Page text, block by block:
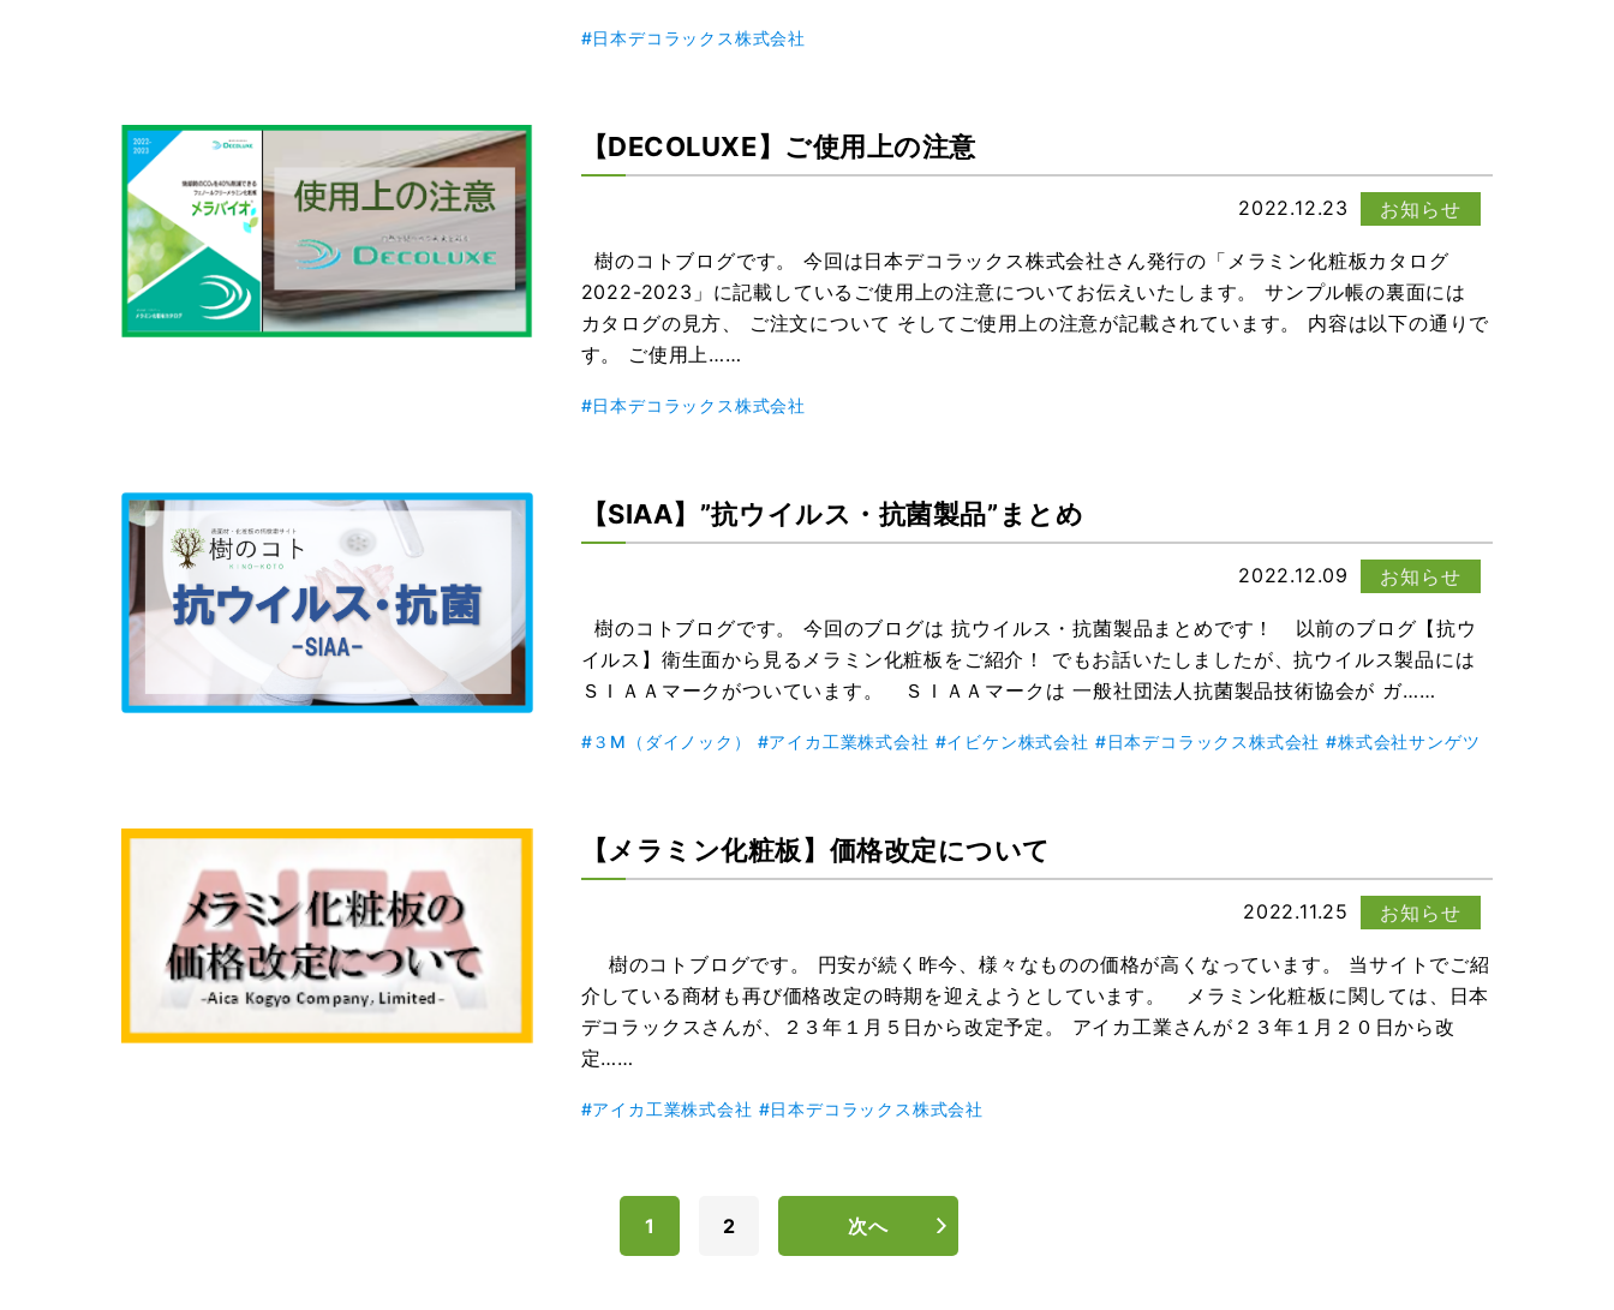
日本デコラックス株式会社
【DECOLUXE】ご使用上の注意
2022.12.23 お知らせ
樹のコトブログです。 今回は日本デコラックス株式会社さん発行の「メラミン化粧板カタログ
2022-2023」に記載しているご使用上の注意についてお伝えいたします。 サンプル帳の裏面には
カタログの見方、 ご注文について そしてご使用上の注意が記載されています。 内容は以下の通りで
す。 ご使用上……
日本デコラックス株式会社
【SIAA】”抗ウイルス・抗菌製品”まとめ
2022.12.09 お知らせ
樹のコトブログです。 今回のブログは 抗ウイルス・抗菌製品まとめです！ 以前のブログ【抗ウ
イルス】衛生面から見るメラミン化粧板をご紹介！ でもお話いたしましたが、抗ウイルス製品には
ＳＩＡＡマークがついています。 ＳＩＡＡマークは 一般社団法人抗菌製品技術協会が ガ……
３M（ダイノック） アイカ工業株式会社 イビケン株式会社 日本デコラックス株式会社 株式会社サンゲツ
【メラミン化粧板】価格改定について
2022.11.25 お知らせ
樹のコトブログです。 円安が続く昨今、様々なものの価格が高くなっています。 当サイトでご紹
介している商材も再び価格改定の時期を迎えようとしています。 メラミン化粧板に関しては、日本
デコラックスさんが、２３年１月５日から改定予定。 アイカ工業さんが２３年１月２０日から改
定……
アイカ工業株式会社 日本デコラックス株式会社
1 2 次へ